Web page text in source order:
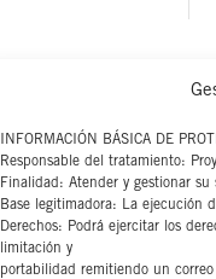
INFORMACIÓN BÁSICA DE
Responsable del tratamiento:
Finalidad: Atender y gestionar
Base legitimadora: La ejecución
Derechos: Podrá ejercitar los
limitación y
portabilidad remitiendo un